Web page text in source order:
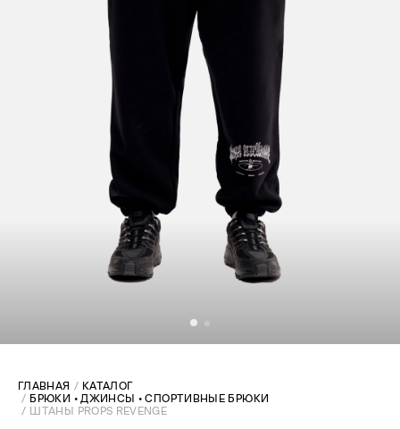
ГЛАВНАЯ
КАТАЛОГ
БРЮКИ • ДЖИНСЫ • СПОРТИВНЫЕ БРЮКИ
ШТАНЫ PROPS REVENGE